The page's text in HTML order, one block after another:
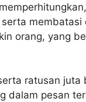
membatasi
orang, yang
ratusan juta
dalam pesan